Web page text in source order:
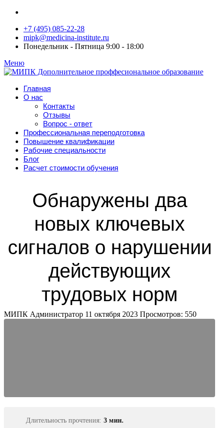
+7 (495) 085-22-28
mipk@medicina-institute.ru
Понедельник - Пятница 9:00 - 18:00
Меню
Главная
О нас
Контакты
Отзывы
Вопрос - ответ
Профессиональная переподготовка
Повышение квалификации
Рабочие специальности
Блог
Расчет стоимости обучения
Обнаружены два
новых ключевых
сигналов о нарушении
действующих
трудовых норм
МИПК Администратор 11 октября 2023 Просмотров: 550
Длительность прочтения: 3 мин.